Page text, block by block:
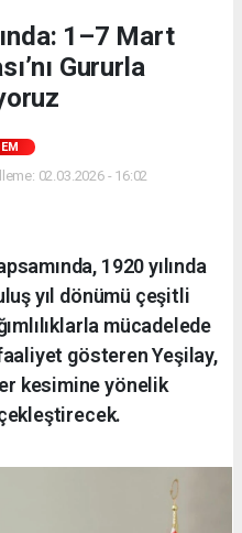
1–7 Mart
Gururla
02.03.2026 - 16:02
1920 yılında
yıl dönümü çeşitli
mücadelede
gösteren Yeşilay,
kesimine yönelik